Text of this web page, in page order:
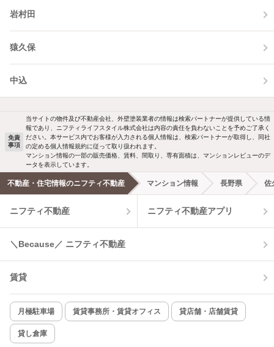
岩村田
猿久保
中込
免責
事項
当サイトの物件及び不動産会社、外壁塗装業者の情報は検索パートナーが提供している情
報であり、ニフティライフスタイル株式会社は内容の責任を負わないことを予めご了承く
ださい。本サービス内でお客様が入力される個人情報は、検索パートナーが取得し、同社
の定める個人情報規約に従って取り扱われます。
マンション情報の一部の販売価格、賃料、間取り、専有面積は、マンションレビューのデ
ータを表示しています。
不動産・住宅情報のニフティ不動産 マンション情報 長野県 佐
ニフティ不動産 ニフティ不動産アプリ
＼Because／ ニフティ不動産
賃貸
月極駐車場 賃貸事務所・賃貸オフィス 貸店舗・店舗賃貸
貸し倉庫